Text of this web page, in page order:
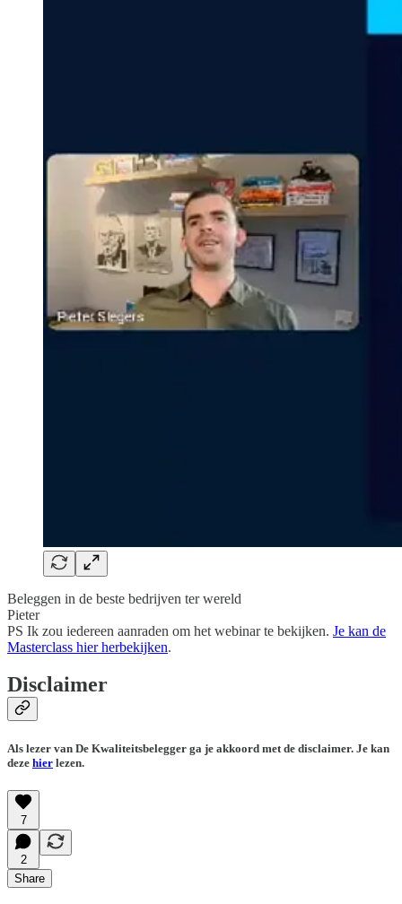
Beleggen in de beste bedrijven ter wereld
Pieter
PS Ik zou iedereen aanraden om het webinar te bekijken. Je kan de
Masterclass hier herbekijken.
Disclaimer
Als lezer van De Kwaliteitsbelegger ga je akkoord met de disclaimer. Je kan
deze hier lezen.
7
2
Share